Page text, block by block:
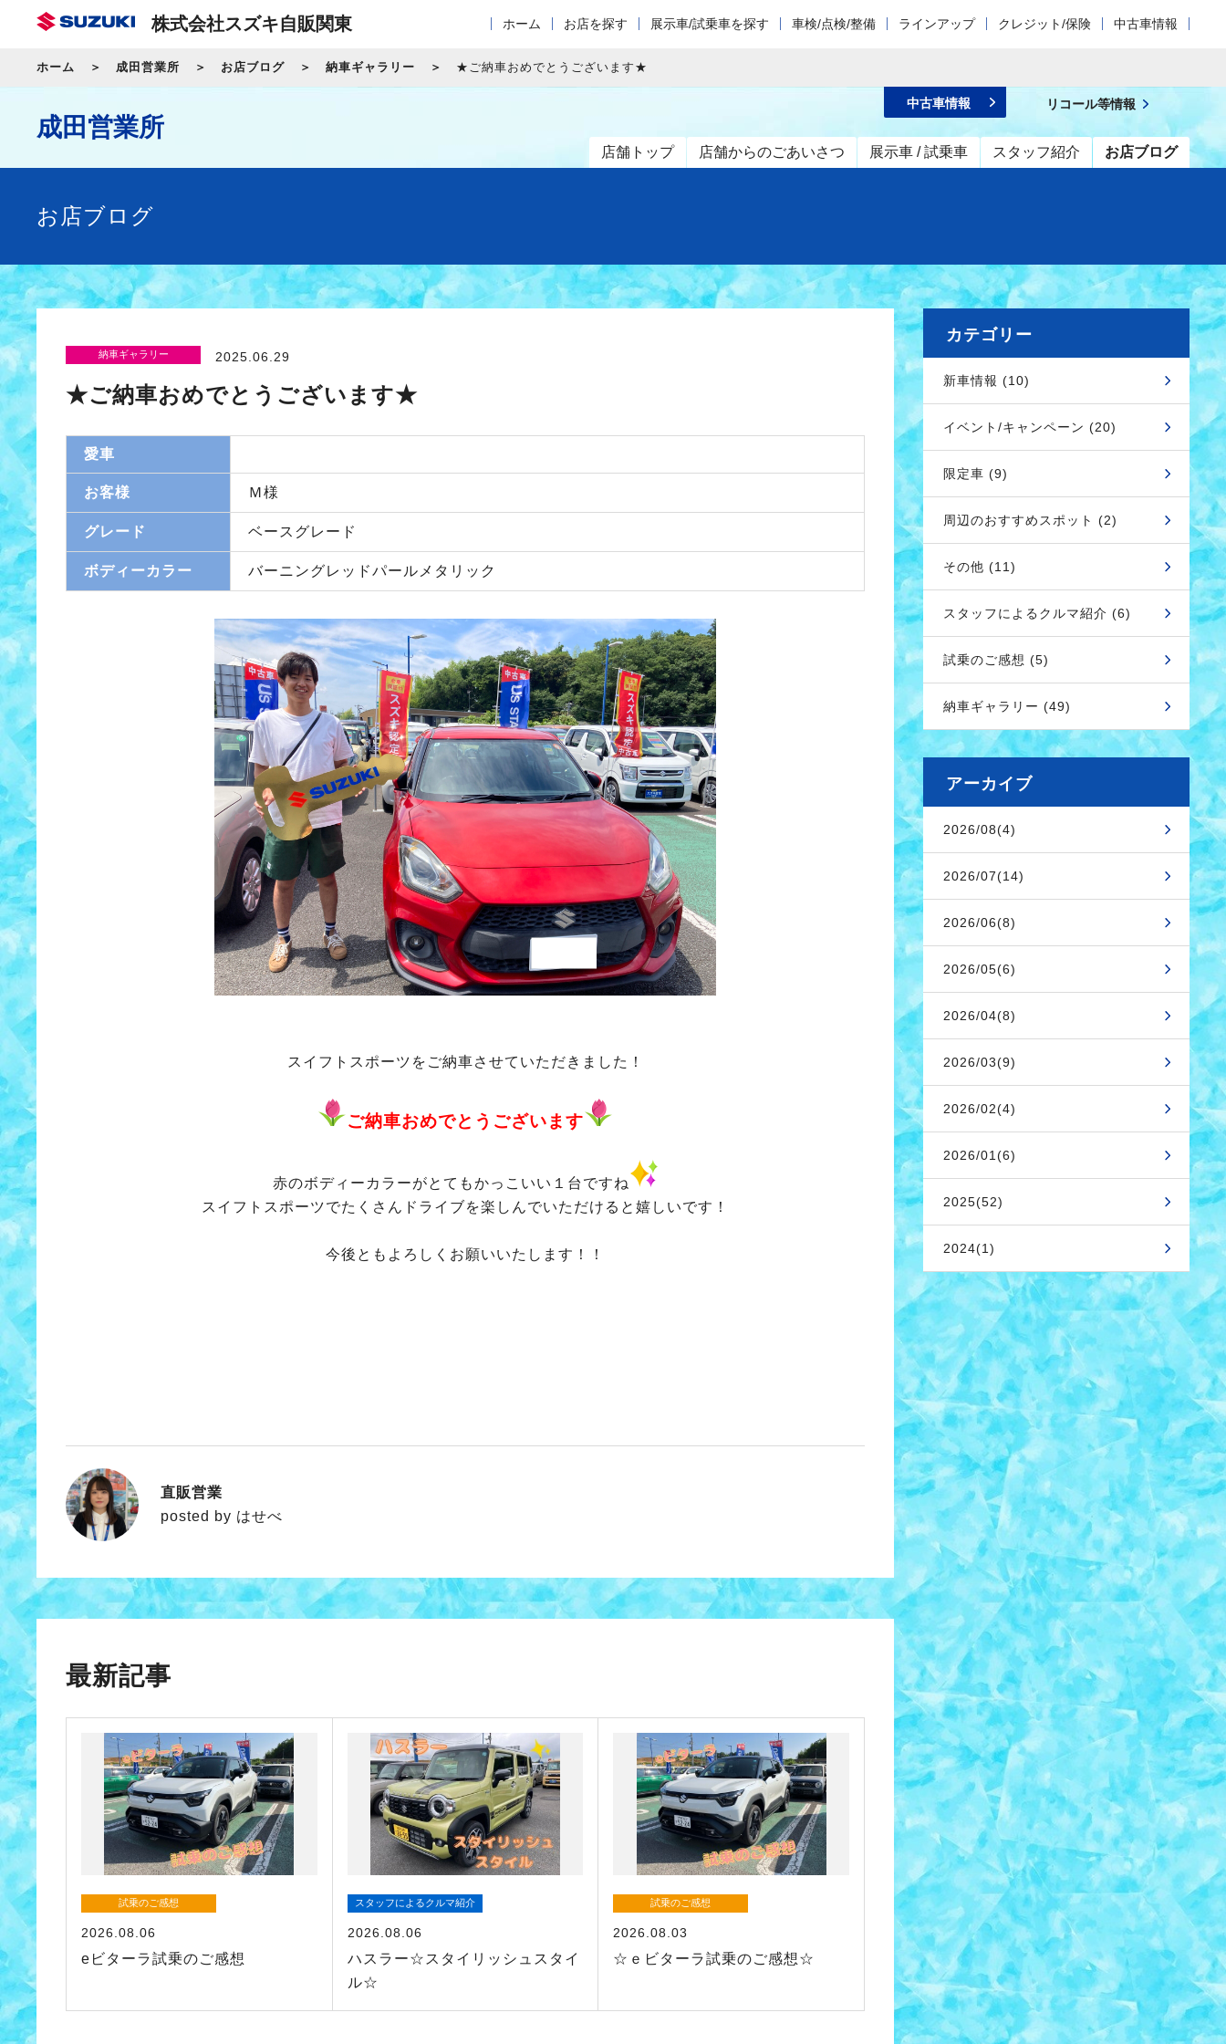
株式会社スズキ自販関東 ホーム お店を探す 展示車/試乗車を探す 車検/点検/整備 ラインアップ クレジット/保険 中古車情報
ホーム 成田営業所 お店ブログ 納車ギャラリー ★ご納車おめでとうございます★
成田営業所
店舗トップ 店舗からのごあいさつ 展示車 / 試乗車 スタッフ紹介 お店ブログ
中古車情報 リコール等情報
お店ブログ
納車ギャラリー 2025.06.29
★ご納車おめでとうございます★
愛車
お客様 Ｍ様
グレード ベースグレード
ボディーカラー バーニングレッドパールメタリック
スイフトスポーツをご納車させていただきました！
ご納車おめでとうございます
赤のボディーカラーがとてもかっこいい１台ですね
スイフトスポーツでたくさんドライブを楽しんでいただけると嬉しいです！
今後ともよろしくお願いいたします！！
はせべ
直販営業
posted by はせべ
最新記事
試乗のご感想
2026.08.06
eビターラ試乗のご感想
スタッフによるクルマ紹介
2026.08.06
ハスラー☆スタイリッシュスタイ
ル☆
試乗のご感想
2026.08.03
☆ｅビターラ試乗のご感想☆
カテゴリー
新車情報 (10)
イベント/キャンペーン (20)
限定車 (9)
周辺のおすすめスポット (2)
その他 (11)
スタッフによるクルマ紹介 (6)
試乗のご感想 (5)
納車ギャラリー (49)
アーカイブ
2026/08(4)
2026/07(14)
2026/06(8)
2026/05(6)
2026/04(8)
2026/03(9)
2026/02(4)
2026/01(6)
2025(52)
2024(1)